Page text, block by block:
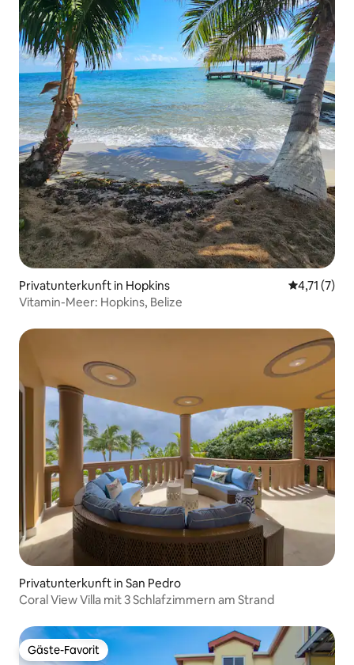
Privatunterkunft in Hopkins
4,71 (7)
Vitamin-Meer: Hopkins, Belize
Privatunterkunft in San Pedro
Coral View Villa mit 3 Schlafzimmern am Strand
Gäste-Favorit
Gäste-Favorit